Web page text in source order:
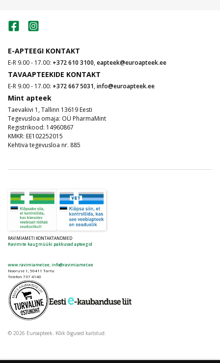
E-APTEEGI KONTAKT
E-R 9.00 - 17.00: +372 610 3100,eapteek@euroapteek.ee
TAVAAPTEEKIDE KONTAKT
E-R 9.00 - 17.00: +372 667 5031,info@euroapteek.ee
Mint apteek
Taevakivi 1, Tallinn 13619 Eesti
Tegevusloa omaja: OÜ PharmaMint
Registrikood: 14960867
KMKR: EE102252015
Kehtiva tegevusloa nr. 885
RAVIMIAMETI KONTAKTANDMED
Ravimite kaugmüüki pakkuvad apteegid
www.ravimiamet.ee info@ravimiamet.ee
Nooruse 1, 50411 Tartu
Telefon 737 4140
© 2026 Euroapteek. Kõik õigused kaitstud.